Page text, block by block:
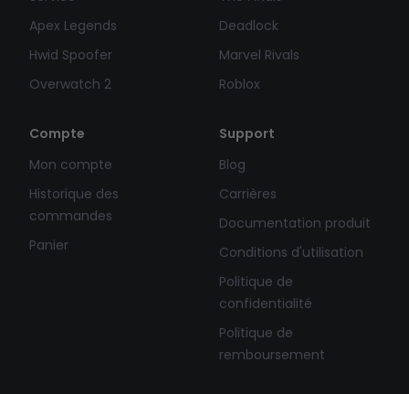
Apex Legends
Hwid Spoofer
Overwatch 2
Deadlock
Marvel Rivals
Roblox
Compte
Mon compte
Historique des
commandes
Panier
Support
Blog
Carrières
Documentation produit
Conditions d'utilisation
Politique de
confidentialité
Politique de
remboursement